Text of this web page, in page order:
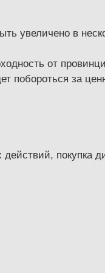
увеличено в
от
побороться за
покупка